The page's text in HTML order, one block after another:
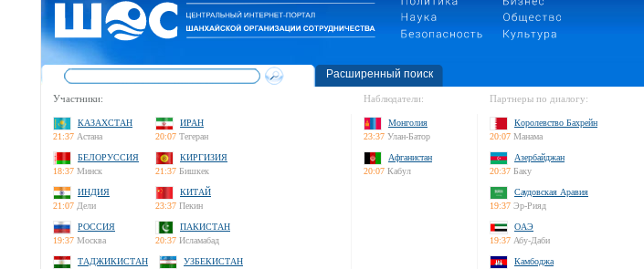
Расширенный поиск
Участники:
КАЗАХСТАН
21:37 Астана
ИРАН
20:07 Тегеран
БЕЛОРУССИЯ
18:37 Минск
КИРГИЗИЯ
21:37 Бишкек
ИНДИЯ
21:07 Дели
КИТАЙ
23:37 Пекин
РОССИЯ
19:37 Москва
ПАКИСТАН
20:37 Исламабад
ТАДЖИКИСТАН
УЗБЕКИСТАН
Наблюдатели:
Монголия
23:37 Улан-Батор
Афганистан
20:07 Кабул
Партнеры по диалогу:
Королевство Бахрейн
20:07 Манама
Азербайджан
20:37 Баку
Саудовская Аравия
19:37 Эр-Рияд
ОАЭ
19:37 Абу-Даби
Камбоджа